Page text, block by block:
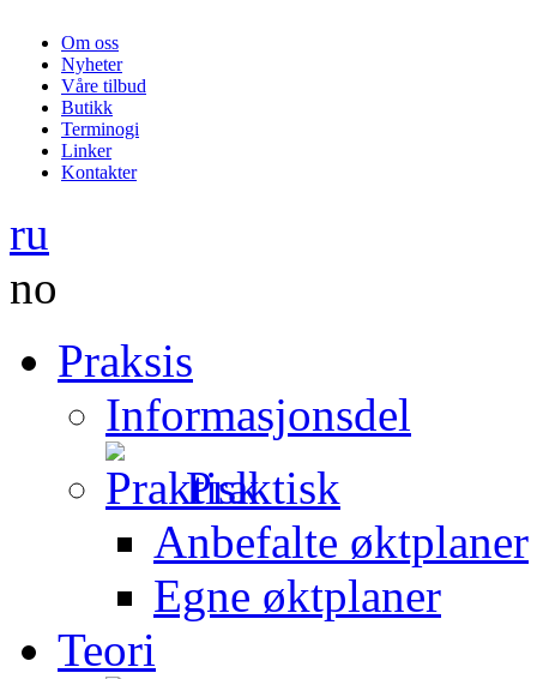
Om oss
Nyheter
Våre tilbud
Butikk
Terminogi
Linker
Kontakter
ru
no
Praksis
Informasjonsdel
Praktisk
Anbefalte øktplaner
Egne øktplaner
Teori